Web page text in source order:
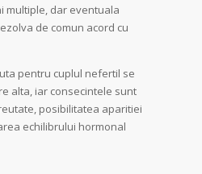
multiple, dar eventuala
de comun acord cu
pentru cuplul nefertil se
alta, iar consecintele sunt
posibilitatea aparitiei
echilibrului hormonal